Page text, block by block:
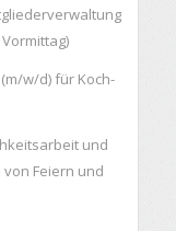
w/d) für Koch-
und
Feiern und